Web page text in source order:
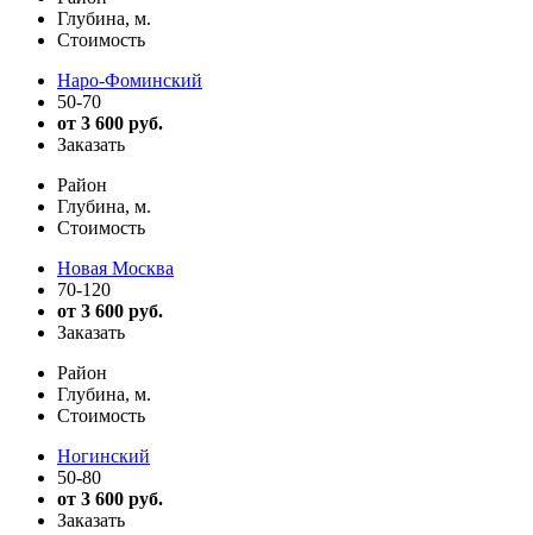
Глубина, м.
Стоимость
Наро-Фоминский
50-70
от 3 600 руб.
Заказать
Район
Глубина, м.
Стоимость
Новая Москва
70-120
от 3 600 руб.
Заказать
Район
Глубина, м.
Стоимость
Ногинский
50-80
от 3 600 руб.
Заказать